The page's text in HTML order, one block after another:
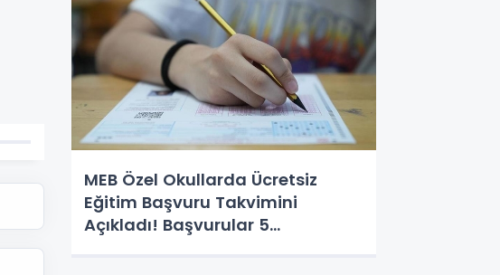
MEB Özel Okullarda Ücretsiz
Eğitim Başvuru Takvimini
Açıkladı! Başvurular 5